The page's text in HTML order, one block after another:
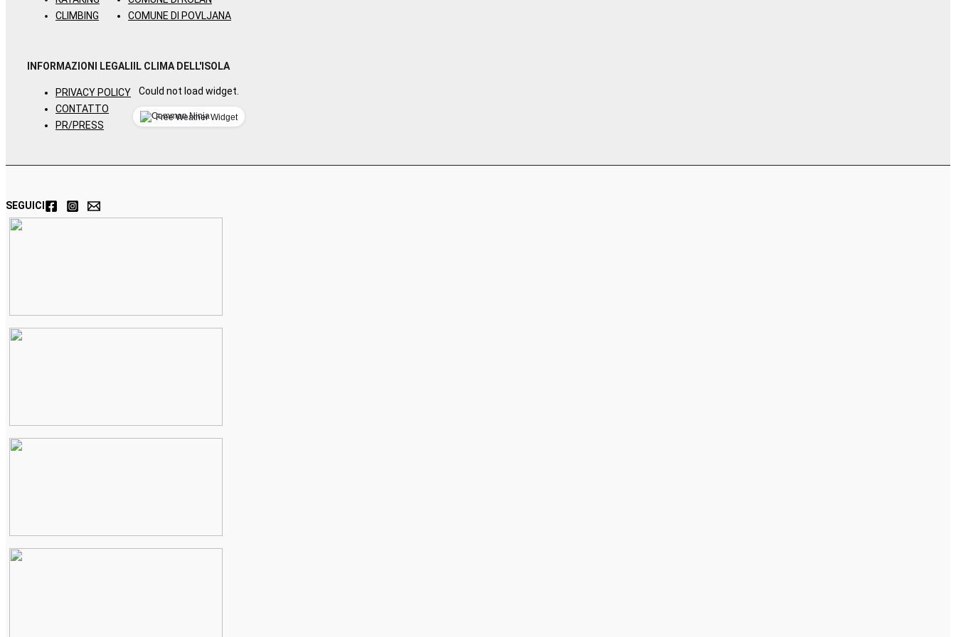
CLIMBING
COMUNE DI POVLJANA
INFORMAZIONI LEGALI
PRIVACY POLICY
CONTATTO
PR/PRESS
IL CLIMA DELL'ISOLA
Could not load widget.
Free Weather Widget
SEGUICI